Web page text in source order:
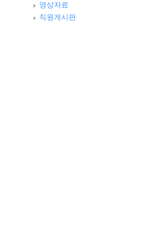
영상자료
직원게시판